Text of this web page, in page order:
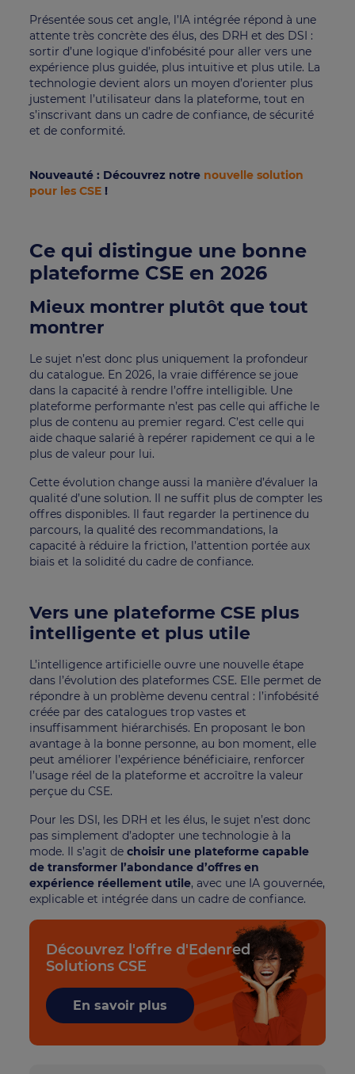
Présentée sous cet angle, l’IA intégrée répond à une
attente très concrète des élus, des DRH et des DSI :
sortir d’une logique d’infobésité pour aller vers une
expérience plus guidée, plus intuitive et plus utile. La
technologie devient alors un moyen d’orienter plus
justement l’utilisateur dans la plateforme, tout en
s’inscrivant dans un cadre de confiance, de sécurité
et de conformité.
Nouveauté : Découvrez notre nouvelle solution
pour les CSE !
Ce qui distingue une bonne
plateforme CSE en 2026
Mieux montrer plutôt que tout
montrer
Le sujet n’est donc plus uniquement la profondeur
du catalogue. En 2026, la vraie différence se joue
dans la capacité à rendre l’offre intelligible. Une
plateforme performante n’est pas celle qui affiche le
plus de contenu au premier regard. C’est celle qui
aide chaque salarié à repérer rapidement ce qui a le
plus de valeur pour lui.
Cette évolution change aussi la manière d’évaluer la
qualité d’une solution. Il ne suffit plus de compter les
offres disponibles. Il faut regarder la pertinence du
parcours, la qualité des recommandations, la
capacité à réduire la friction, l’attention portée aux
biais et la solidité du cadre de confiance.
Vers une plateforme CSE plus
intelligente et plus utile
L’intelligence artificielle ouvre une nouvelle étape
dans l’évolution des plateformes CSE. Elle permet de
répondre à un problème devenu central : l’infobésité
créée par des catalogues trop vastes et
insuffisamment hiérarchisés. En proposant le bon
avantage à la bonne personne, au bon moment, elle
peut améliorer l’expérience bénéficiaire, renforcer
l’usage réel de la plateforme et accroître la valeur
perçue du CSE.
Pour les DSI, les DRH et les élus, le sujet n’est donc
pas simplement d’adopter une technologie à la
mode. Il s’agit dechoisir une plateforme capable
de transformer l’abondance d’offres en
expérience réellement utile, avec une IA gouvernée,
explicable et intégrée dans un cadre de confiance.
Découvrez l'offre d'Edenred
Solutions CSE
En savoir plus